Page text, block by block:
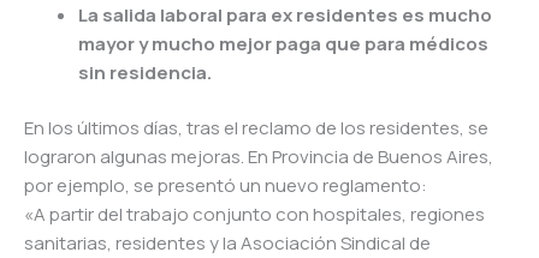
La salida laboral para ex residentes es mucho
mayor y mucho mejor paga que para médicos
sin residencia.
En los últimos días, tras el reclamo de los residentes, se
lograron algunas mejoras. En Provincia de Buenos Aires,
por ejemplo, se presentó un nuevo reglamento:
«A partir del trabajo conjunto con hospitales, regiones
sanitarias, residentes y la Asociación Sindical de